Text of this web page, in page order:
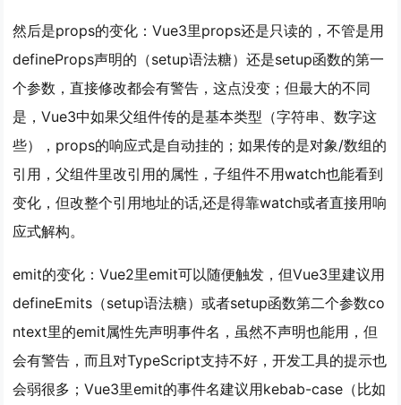
然后是props的变化：Vue3里props还是只读的，不管是用
defineProps声明的（setup语法糖）还是setup函数的第一
个参数，直接修改都会有警告，这点没变；但最大的不同
是，Vue3中如果父组件传的是基本类型（字符串、数字这
些），props的响应式是自动挂的；如果传的是对象/数组的
引用，父组件里改引用的属性，子组件不用watch也能看到
变化，但改整个引用地址的话,还是得靠watch或者直接用响
应式解构。
emit的变化：Vue2里emit可以随便触发，但Vue3里建议用
defineEmits（setup语法糖）或者setup函数第二个参数co
ntext里的emit属性先声明事件名，虽然不声明也能用，但
会有警告，而且对TypeScript支持不好，开发工具的提示也
会弱很多；Vue3里emit的事件名建议用kebab-case（比如